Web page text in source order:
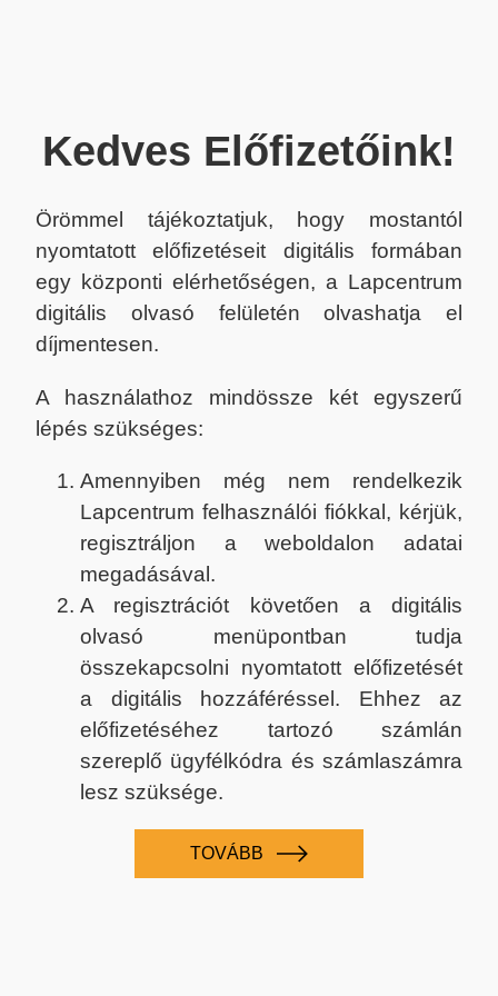
Kedves Előfizetőink!
Örömmel tájékoztatjuk, hogy mostantól
nyomtatott előfizetéseit digitális formában
egy központi elérhetőségen, a Lapcentrum
digitális olvasó felületén olvashatja el
díjmentesen.
A használathoz mindössze két egyszerű
lépés szükséges:
Amennyiben még nem rendelkezik
Lapcentrum felhasználói fiókkal, kérjük,
regisztráljon a weboldalon adatai
megadásával.
A regisztrációt követően a digitális
olvasó menüpontban tudja
összekapcsolni nyomtatott előfizetését
a digitális hozzáféréssel. Ehhez az
előfizetéséhez tartozó számlán
szereplő ügyfélkódra és számlaszámra
lesz szüksége.
TOVÁBB